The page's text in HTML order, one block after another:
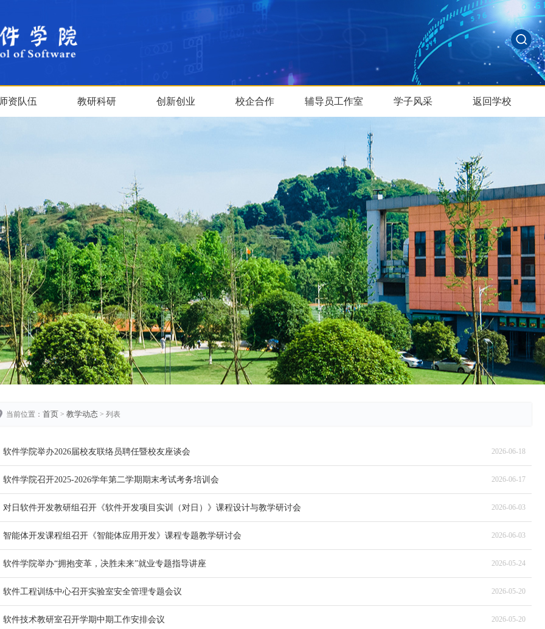
资队伍 教研科研 创新创业 校企合作 辅导员工作室 学子风采 返回学校
当前位置： 首页 > 教学动态 > 列表
2026-06-18
软件学院举办2026届校友联络员聘任暨校友座谈会
2026-06-17
软件学院召开2025-2026学年第二学期期末考试考务培训会
2026-06-03
对日软件开发教研组召开《软件开发项目实训（对日）》课程设计与教学研讨会
2026-06-03
智能体开发课程组召开《智能体应用开发》课程专题教学研讨会
2026-05-24
软件学院举办“拥抱变革，决胜未来”就业专题指导讲座
2026-05-20
软件工程训练中心召开实验室安全管理专题会议
2026-05-20
软件技术教研室召开学期中期工作安排会议